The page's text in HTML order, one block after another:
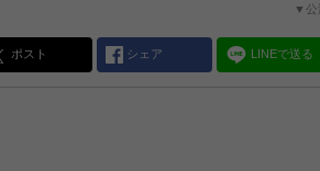
▼公
ポスト シェア LINEで送る